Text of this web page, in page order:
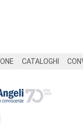
CATALOGHI